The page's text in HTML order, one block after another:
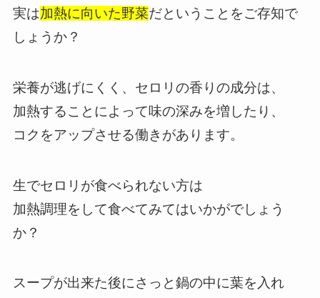
実は加熱に向いた野菜だということをご存知で
しょうか？
栄養が逃げにくく、セロリの香りの成分は、
加熱することによって味の深みを増したり、
コクをアップさせる働きがあります。
生でセロリが食べられない方は
加熱調理をして食べてみてはいかがでしょう
か？
スープが出来た後にさっと鍋の中に葉を入れ